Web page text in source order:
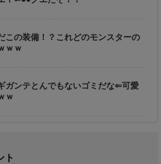
この装備！？これどのモンスターの
ｗｗ
ガンテとんでもないゴミだな⇐可愛
ｗ
ト